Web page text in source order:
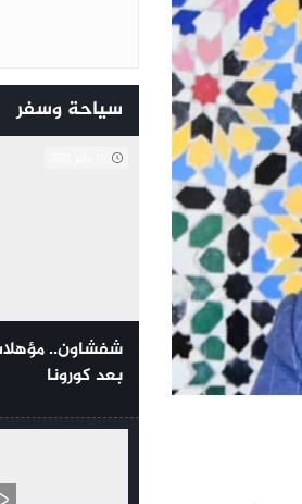
سياحة وسفر
شفشاون..
بعد كورونا